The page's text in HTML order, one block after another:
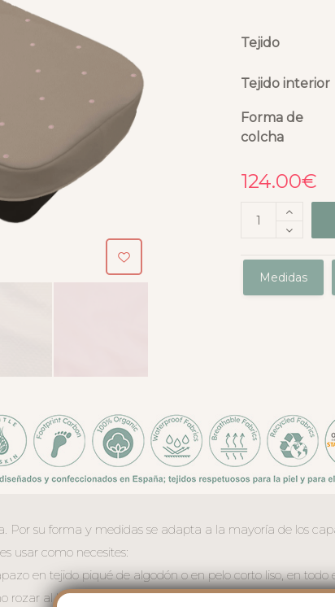
Tejido
Tejido interior
Forma de
colcha
124.00€
Medidas
Por su forma y medidas se adapta a la mayoría de los
usar como necesites:
en tejido piqué de algodón o en pelo corto liso, en
rozar al bebé en las piernitas.